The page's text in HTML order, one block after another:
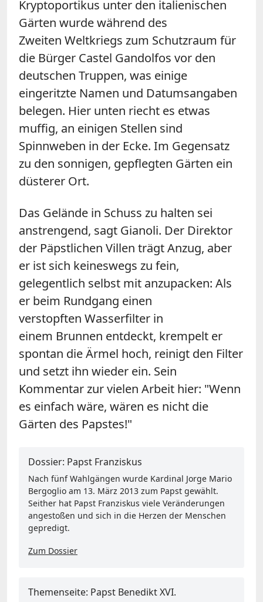
Kryptoportikus unter den italienischen
Gärten wurde während des
Zweiten Weltkriegs zum Schutzraum für
die Bürger Castel Gandolfos vor den
deutschen Truppen, was einige
eingeritzte Namen und Datumsangaben
belegen. Hier unten riecht es etwas
muffig, an einigen Stellen sind
Spinnweben in der Ecke. Im Gegensatz
zu den sonnigen, gepflegten Gärten ein
düsterer Ort.
Das Gelände in Schuss zu halten sei
anstrengend, sagt Gianoli. Der Direktor
der Päpstlichen Villen trägt Anzug, aber
er ist sich keineswegs zu fein,
gelegentlich selbst mit anzupacken: Als
er beim Rundgang einen
verstopften Wasserfilter in
einem Brunnen entdeckt, krempelt er
spontan die Ärmel hoch, reinigt den Filter
und setzt ihn wieder ein. Sein
Kommentar zur vielen Arbeit hier: "Wenn
es einfach wäre, wären es nicht die
Gärten des Papstes!"
Dossier: Papst Franziskus
Nach fünf Wahlgängen wurde Kardinal Jorge Mario
Bergoglio am 13. März 2013 zum Papst gewählt.
Seither hat Papst Franziskus viele Veränderungen
angestoßen und sich in die Herzen der Menschen
gepredigt.
Zum Dossier
Themenseite: Papst Benedikt XVI.